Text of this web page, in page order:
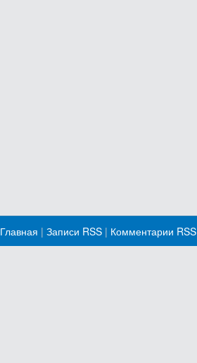
Главная | Записи RSS | Комментарии RSS